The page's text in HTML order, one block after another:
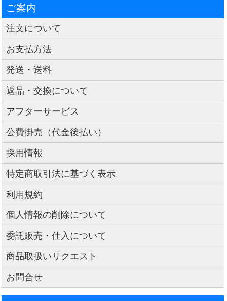
ご案内
注文について
お支払方法
発送・送料
返品・交換について
アフターサービス
公費掛売（代金後払い）
採用情報
特定商取引法に基づく表示
利用規約
個人情報の削除について
委託販売・仕入について
商品取扱いリクエスト
お問合せ